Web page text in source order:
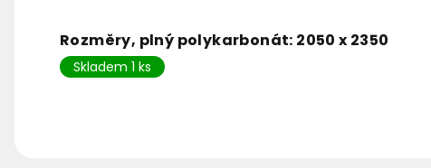
Rozměry, plný polykarbonát: 2050 x 2350
Skladem 1 ks